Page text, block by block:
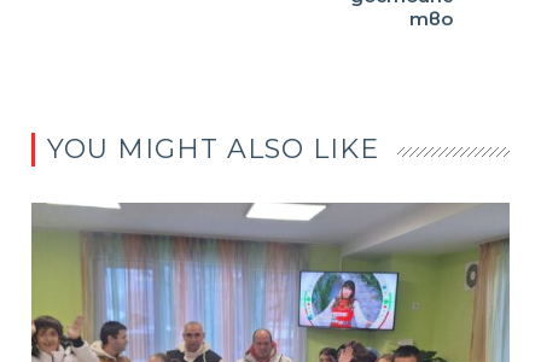
тво
YOU MIGHT ALSO LIKE